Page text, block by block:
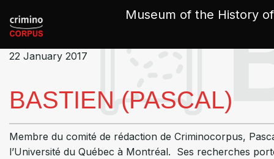
Museum of the History
22 January 2017
BASTIEN (PASCAL)
Membre du comité de rédaction de Criminocorpus,
l’Université du Québec à Montréal. Ses recherches
Cookies management panel